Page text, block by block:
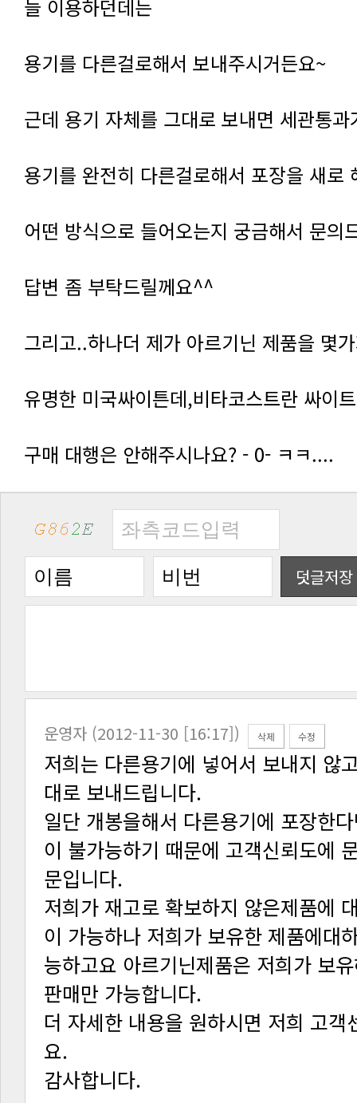
늘 이용하던데는
용기를 다른걸로해서 보내주시거든요~
근데 용기 자체를 그대로 보내면 세관통
용기를 완전히 다른걸로해서 포장을 새로
어떤 방식으로 들어오는지 궁금해서 문의
답변 좀 부탁드릴께요^^
그리고..하나더 제가 아르기닌 제품을 몇
유명한 미국싸이튼데,비타코스트란 싸이
구매 대행은 안해주시나요? - 0- ㅋㅋ....
덧글저장
운영자 (2012-11-30 [16:17]) 삭제 수정
대로 보내드립니다.
문입니다.
판매만 가능합니다.
요.
감사합니다.